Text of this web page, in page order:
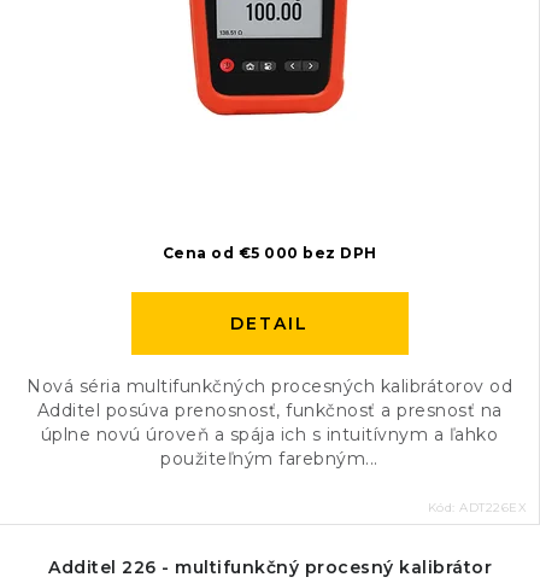
Cena od €5 000 bez DPH
DETAIL
Nová séria multifunkčných procesných kalibrátorov od
Additel posúva prenosnosť, funkčnosť a presnosť na
úplne novú úroveň a spája ich s intuitívnym a ľahko
použiteľným farebným...
Kód: ADT226EX
Additel 226 - multifunkčný procesný kalibrátor